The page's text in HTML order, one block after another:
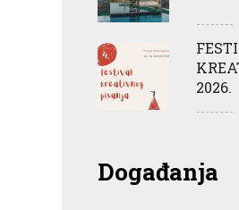
2026.
Događanja